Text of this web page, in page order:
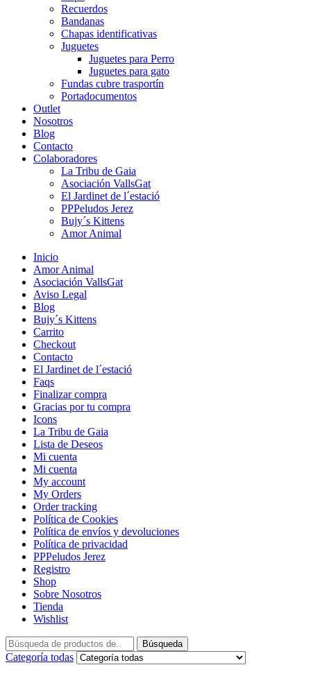
Recuerdos
Bandanas
Chapas identificativas
Juguetes
Juguetes para Perro
Juguetes para gato
Fundas cubre trasportín
Portadocumentos
Outlet
Nosotros
Blog
Contacto
Colaboradores
La Tribu de Gaia
Asociación VallsGat
El Jardinet de l´estació
PPPeludos Jerez
Bujy´s Kittens
Amor Animal
Inicio
Amor Animal
Asociación VallsGat
Aviso Legal
Blog
Bujy´s Kittens
Carrito
Checkout
Contacto
El Jardinet de l´estació
Faqs
Finalizar compra
Gracias por tu compra
Icons
La Tribu de Gaia
Lista de Deseos
Mi cuenta
Mi cuenta
My account
My Orders
Order tracking
Política de Cookies
Política de envíos y devoluciones
Política de privacidad
PPPeludos Jerez
Registro
Shop
Sobre Nosotros
Tienda
Wishlist
Búsqueda
Categoría todas